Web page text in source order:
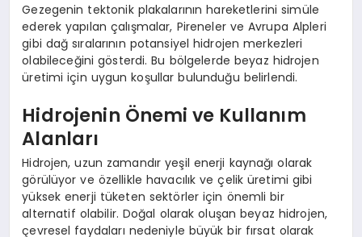
Gezegenin tektonik plakalarının hareketlerini simüle
ederek yapılan çalışmalar, Pireneler ve Avrupa Alpleri
gibi dağ sıralarının potansiyel hidrojen merkezleri
olabileceğini gösterdi. Bu bölgelerde beyaz hidrojen
üretimi için uygun koşullar bulunduğu belirlendi.
Hidrojenin Önemi ve Kullanım
Alanları
Hidrojen, uzun zamandır yeşil enerji kaynağı olarak
görülüyor ve özellikle havacılık ve çelik üretimi gibi
yüksek enerji tüketen sektörler için önemli bir
alternatif olabilir. Doğal olarak oluşan beyaz hidrojen,
çevresel faydaları nedeniyle büyük bir fırsat olarak